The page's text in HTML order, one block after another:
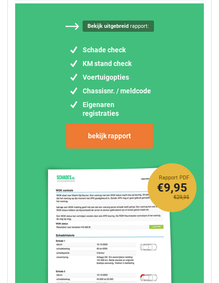
Bekijk uitgebreid rapport:
Schade check
KM stand check
Voertuigopties
Chassisnr. / meldcode
Eigenaren
registraties
bekijk rapport
Rapport PDF
€29,95
€9,95